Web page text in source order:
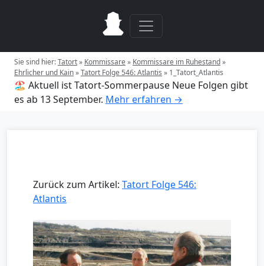
Sie sind hier:Tatort» Kommissare» Kommissare im Ruhestand»
Ehrlicher und Kain»Tatort Folge 546: Atlantis » 1_Tatort_Atlantis
🏖️ Aktuell ist Tatort-Sommerpause Neue Folgen gibt
es ab 13 September. Mehr erfahren →
Zurück zum Artikel: Tatort Folge 546:
Atlantis